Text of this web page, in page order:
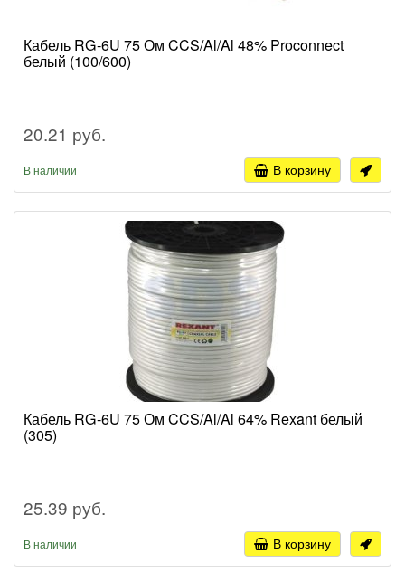
Кабель RG-6U 75 Ом CCS/Al/Al 48% Proconnect
белый (100/600)
20.21 руб.
В наличии В корзину
Кабель RG-6U 75 Ом CCS/Al/Al 64% Rexant белый
(305)
25.39 руб.
В наличии В корзину